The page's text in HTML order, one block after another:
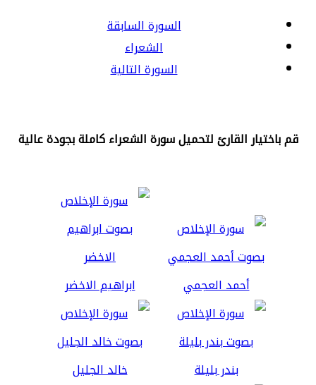
السورة السابقة
الشعراء
السورة التالية
قم باختيار القارئ لتحميل سورة الشعراء كاملة بجودة عالية
أحمد العجمي ابراهيم الاخضر
بندر بليلة خالد الجليل